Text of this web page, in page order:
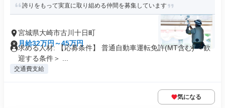
誇りをもって実直に取り組める仲間を募集しています
宮城県大崎市古川十日町
月給32万円～45万円
求める人材: 【応募条件】 普通自動車運転免許(MT含む) ＜歓
迎する条件＞ ...
交通費支給
気になる